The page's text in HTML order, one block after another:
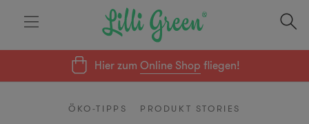
Hier zumOnline Shop fliegen!
ÖKO-TIPPS PRODUKT STORIES